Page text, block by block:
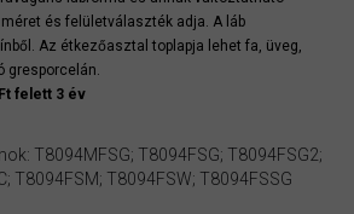
és felületválaszték adja. A láb
Az étkezőasztal toplapja lehet fa, üveg,
gresporcelán.
felett 3 év
T8094MFSG; T8094FSG; T8094FSG2;
T8094FSM; T8094FSW; T8094FSSG